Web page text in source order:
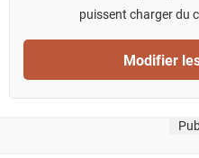
puissent charger du
Modifier